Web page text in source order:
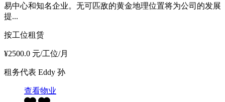
易中心和知名企业。无可匹敌的黄金地理位置将为公司的发展
提...
按工位租赁
¥2500.0 元/工位/月
租务代表 Eddy 孙
查看物业